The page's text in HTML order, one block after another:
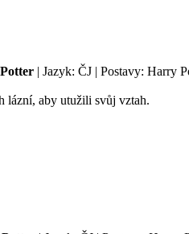
| Jazyk: ČJ | Postavy: Harry
lázní, aby utužili svůj vztah.